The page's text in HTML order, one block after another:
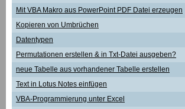
Mit VBA Makro aus PowerPoint PDF Datei erzeugen
Kopieren von Umbrüchen
Datentypen
Permutationen erstellen & in Txt-Datei ausgeben?
neue Tabelle aus vorhandener Tabelle erstellen
Text in Lotus Notes einfügen
VBA-Programmierung unter Excel